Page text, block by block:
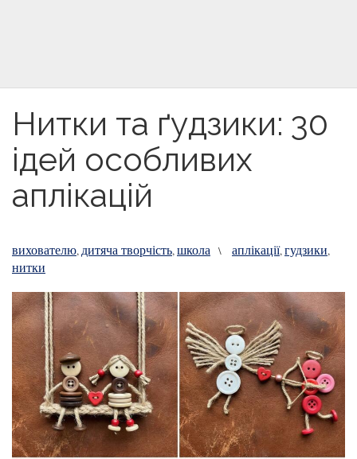
Нитки та ґудзики: 30
ідей особливих
аплікацій
вихователю, дитяча творчість,школа \ аплікації,гудзики,
нитки